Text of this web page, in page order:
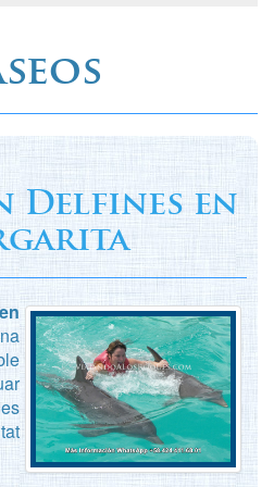
Delfines en